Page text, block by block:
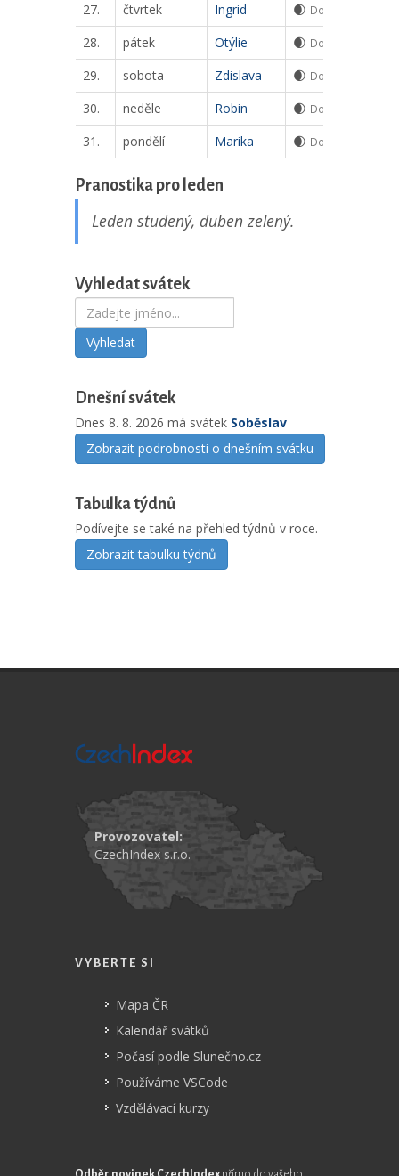
27. čtvrtek Ingrid 🌒 Dorůstající srpek
28. pátek Otýlie 🌒 Dorůstající srpek
29. sobota Zdislava 🌒 Dorůstající srpek
30. neděle Robin 🌒 Dorůstající srpek
31. pondělí Marika 🌒 Dorůstající srpek
Pranostika pro leden
Leden studený, duben zelený.
Vyhledat svátek
Vyhledat
Dnešní svátek
Dnes 8. 8. 2026 má svátek Soběslav
Zobrazit podrobnosti o dnešním svátku
Tabulka týdnů
Podívejte se také na přehled týdnů v roce.
Zobrazit tabulku týdnů
Provozovatel:
CzechIndex s.r.o.
VYBERTE SI
Mapa ČR
Kalendář svátků
Počasí podle Slunečno.cz
Používáme VSCode
Vzdělávací kurzy